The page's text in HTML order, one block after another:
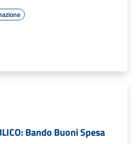
Bando Buoni Spesa